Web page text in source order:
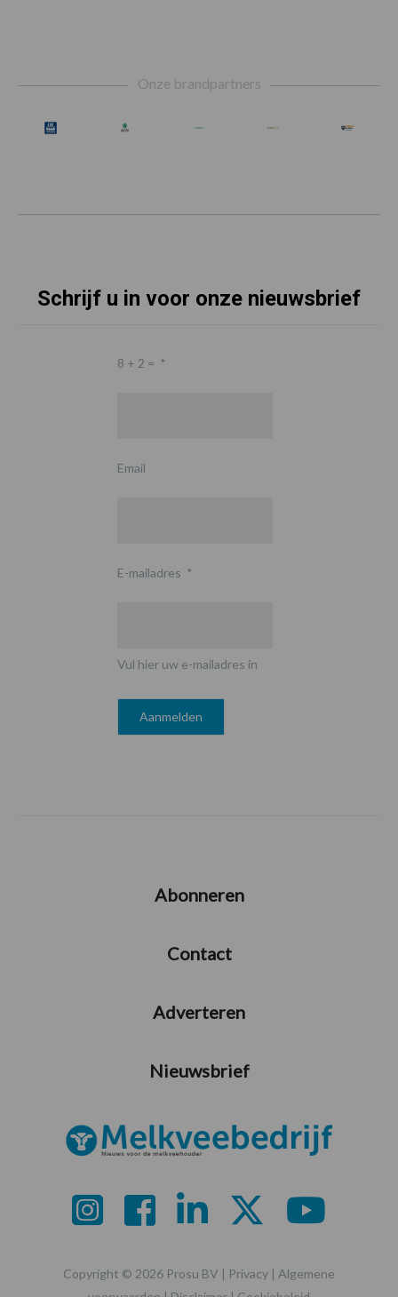
Onze brandpartners
Schrijf u in voor onze nieuwsbrief
8 + 2 = *
Email
E-mailadres *
Vul hier uw e-mailadres in
Abonneren
Contact
Adverteren
Nieuwsbrief
Copyright © 2026 Prosu BV | Privacy | Algemene